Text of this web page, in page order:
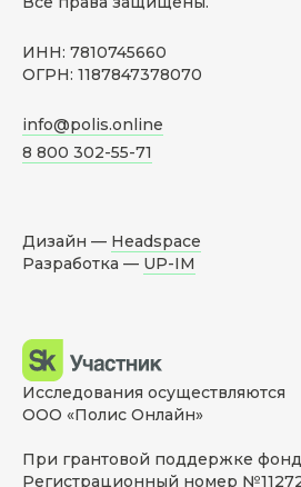
ИНН: 7810745660
ОГРН: 1187847378070
info@polis.online
8 800 302-55-71
Дизайн — Headspace
Разработка — UP-IM
Исследования осуществляются
ООО «Полис Онлайн»
При грантовой поддержке
Регистрационный номер